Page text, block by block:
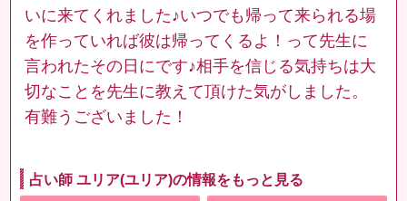
いに来てくれました♪いつでも帰って来られる場
を作っていれば彼は帰ってくるよ！って先生に
言われたその日にです♪相手を信じる気持ちは大
切なことを先生に教えて頂けた気がしました。
有難うございました！
占い師 ユリア(ユリア)の情報をもっと見る